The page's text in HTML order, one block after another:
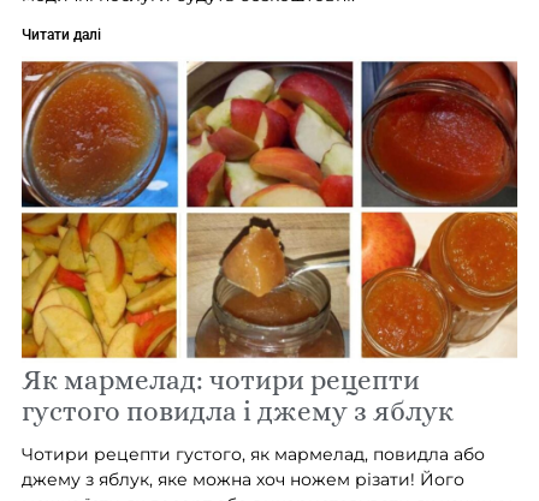
Читати далі
Як мармелад: чотири рецепти
густого повидла і джему з яблук
Чотири рецепти густого, як мармелад, повидла або
джему з яблук, яке можна хоч ножем різати! Його